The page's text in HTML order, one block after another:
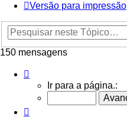
Versão para impressão
150 mensagens
10
Ir para a página.: